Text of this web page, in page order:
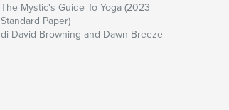
The Mystic's Guide To Yoga (2023
Standard Paper)
di David Browning and Dawn Breeze